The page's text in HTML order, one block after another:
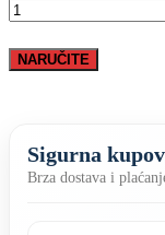
NARUČITE
Sigurna
Brza dostava i